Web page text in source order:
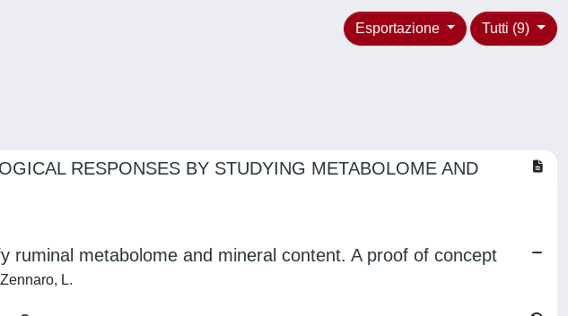
Tutti (9)
Esportazione
RESPONSES BY STUDYING METABOLOME AND
metabolome and mineral content. A proof of concept
L.